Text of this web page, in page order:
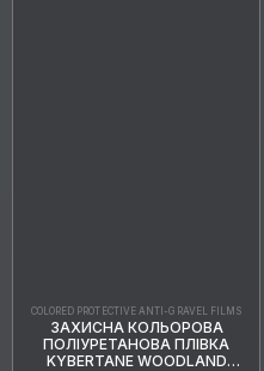
COLORED PROTECTIVE ANTI-GRAVEL FILMS
ЗАХИСНА КОЛЬОРОВА
ПОЛІУРЕТАНОВА ПЛІВКА
KYBERTANE WOODLAND